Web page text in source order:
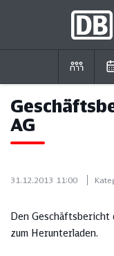
AG
31.12.2013 11:00
Den Geschäftsbericht
zum Herunterladen.